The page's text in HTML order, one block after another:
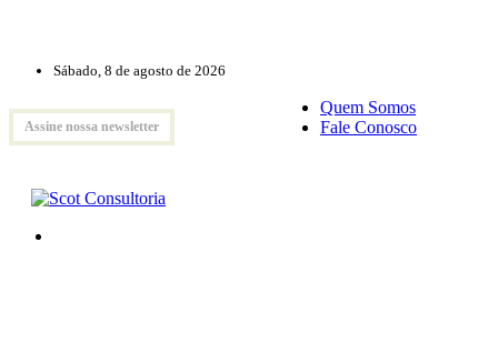
Sábado, 8 de agosto de 2026
Assine nossa newsletter
Quem Somos
Fale Conosco